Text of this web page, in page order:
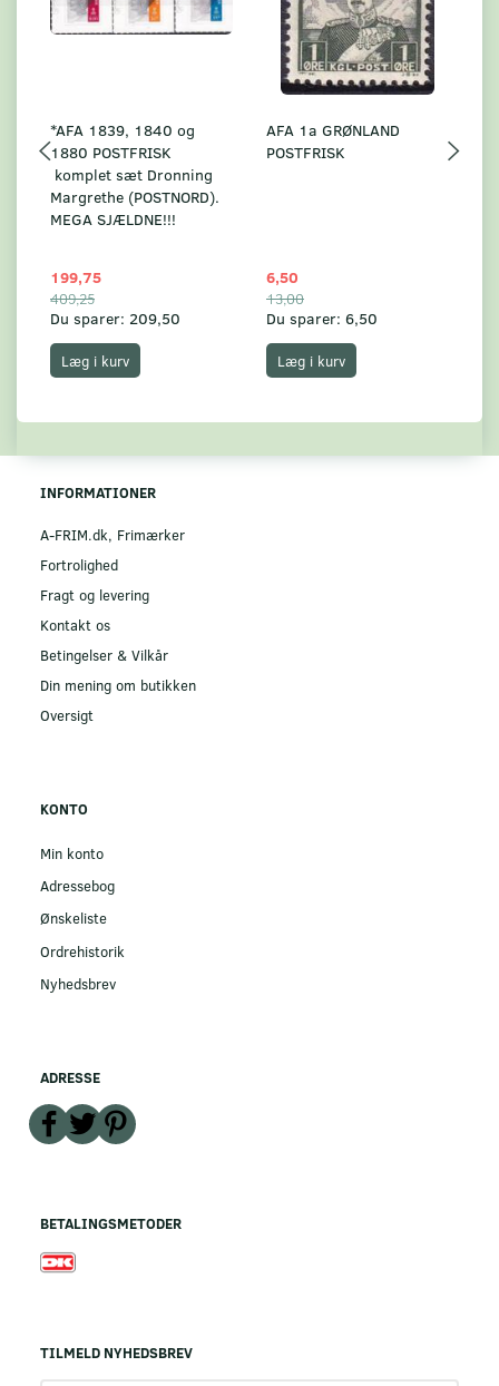
*AFA 1839, 1840 og
1880 POSTFRISK
komplet sæt Dronning
Margrethe (POSTNORD).
MEGA SJÆLDNE!!!
199,75
409,25
Du sparer: 209,50
Læg i kurv
AFA 1a GRØNLAND
POSTFRISK
6,50
13,00
Du sparer: 6,50
Læg i kurv
INFORMATIONER
A-FRIM.dk, Frimærker
Fortrolighed
Fragt og levering
Kontakt os
Betingelser & Vilkår
Din mening om butikken
Oversigt
KONTO
Min konto
Adressebog
Ønskeliste
Ordrehistorik
Nyhedsbrev
ADRESSE
BETALINGSMETODER
TILMELD NYHEDSBREV